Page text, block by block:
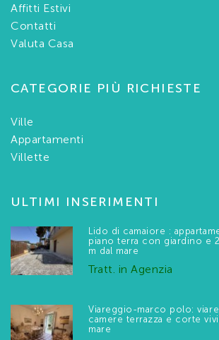
Affitti Estivi
Contatti
Valuta Casa
CATEGORIE PIÙ RICHIESTE
Ville
Appartamenti
Villette
ULTIMI INSERIMENTI
Lido di camaiore :
piano terra con giardino e
m dal mare
Tratt. in Agenzia
Viareggio-marco polo:
camere terrazza e corte
mare